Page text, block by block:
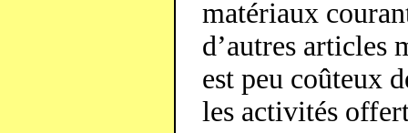
matériaux
d’autres articles
est peu coûteux
les activités